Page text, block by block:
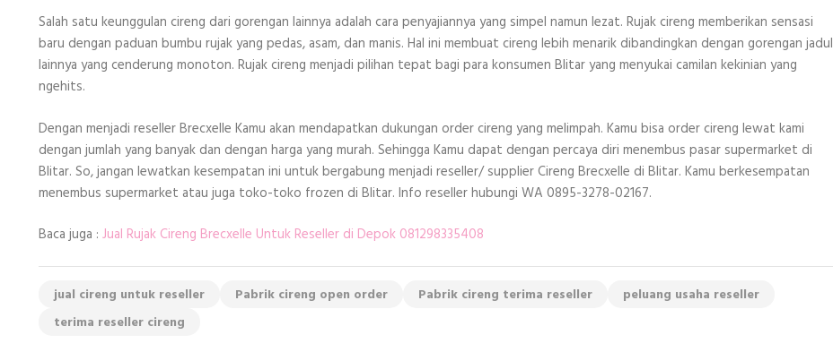
Salah satu keunggulan cireng dari gorengan lainnya adalah cara penyajiannya yang simpel namun lezat. Rujak cireng memberikan sensasi
baru dengan paduan bumbu rujak yang pedas, asam, dan manis. Hal ini membuat cireng lebih menarik dibandingkan dengan gorengan jadul
lainnya yang cenderung monoton. Rujak cireng menjadi pilihan tepat bagi para konsumen Blitar yang menyukai camilan kekinian yang
ngehits.
Dengan menjadi reseller Brecxelle Kamu akan mendapatkan dukungan order cireng yang melimpah. Kamu bisa order cireng lewat kami
dengan jumlah yang banyak dan dengan harga yang murah. Sehingga Kamu dapat dengan percaya diri menembus pasar supermarket di
Blitar. So, jangan lewatkan kesempatan ini untuk bergabung menjadi reseller/ supplier Cireng Brecxelle di Blitar. Kamu berkesempatan
menembus supermarket atau juga toko-toko frozen di Blitar. Info reseller hubungi WA 0895-3278-02167.
Baca juga : Jual Rujak Cireng Brecxelle Untuk Reseller di Depok 081298335408
jual cireng untuk reseller Pabrik cireng open order Pabrik cireng terima reseller
peluang usaha reseller
terima reseller cireng